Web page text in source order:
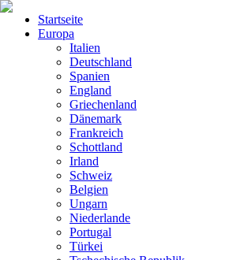
Startseite
Europa
Italien
Deutschland
Spanien
England
Griechenland
Dänemark
Frankreich
Schottland
Irland
Schweiz
Belgien
Ungarn
Niederlande
Portugal
Türkei